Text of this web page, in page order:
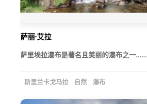
萨丽·艾拉
萨里埃拉瀑布是著名且美丽的瀑布之一……
斯里兰卡戈马拉 自然 瀑布